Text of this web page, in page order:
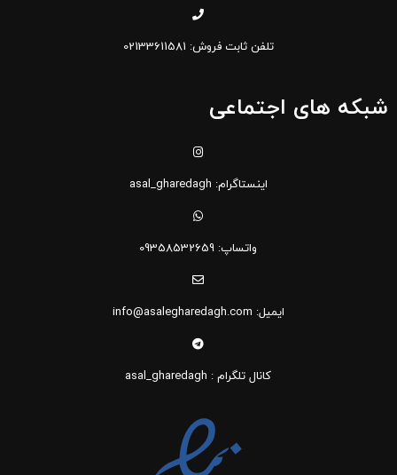
تلفن ثابت فروش: 02133611581
شبکه های اجتماعی
اینستاگرام: asal_gharedagh
واتساپ: 09358532659
ایمیل: info@asalegharedagh.com
کانال تلگرام : asal_gharedagh